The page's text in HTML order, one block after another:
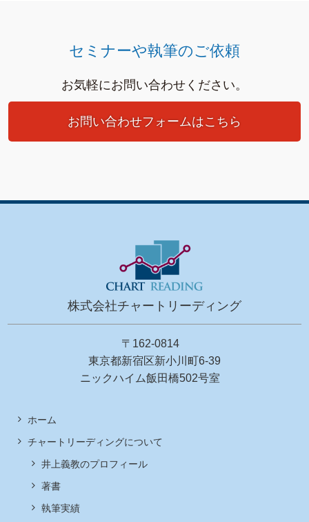
セミナーや執筆のご依頼
お気軽にお問い合わせください。
お問い合わせフォームはこちら
株式会社チャートリーディング
〒162-0814
東京都新宿区新小川町6-39
ニックハイム飯田橋502号室
ホーム
チャートリーディングについて
井上義教のプロフィール
著書
執筆実績